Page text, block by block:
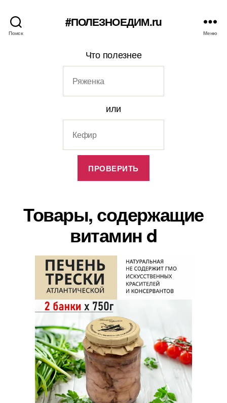
Поиск
#ПОЛЕЗНОЕДИМ.ru
Меню
Что полезнее
или
Товары, содержащие
витамин d